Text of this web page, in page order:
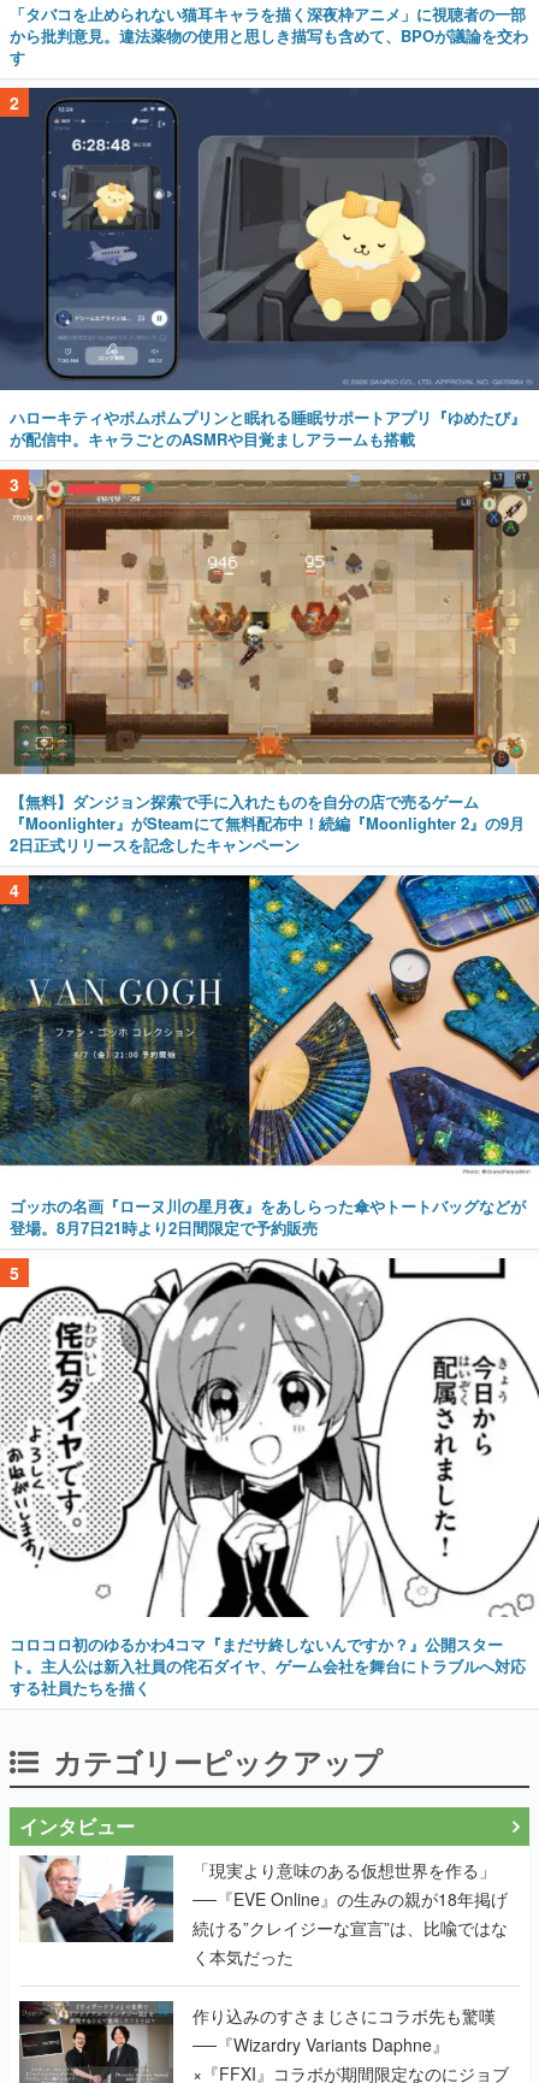
「タバコを止められない猫耳キャラを描く深夜枠アニメ」に視聴者の一部
から批判意見。違法薬物の使用と思しき描写も含めて、BPOが議論を交わ
す
2
ハローキティやポムポムプリンと眠れる睡眠サポートアプリ『ゆめたび』
が配信中。キャラごとのASMRや目覚ましアラームも搭載
3
【無料】ダンジョン探索で手に入れたものを自分の店で売るゲーム
『Moonlighter』がSteamにて無料配布中！続編『Moonlighter 2』の9月
2日正式リリースを記念したキャンペーン
4
ゴッホの名画『ローヌ川の星月夜』をあしらった傘やトートバッグなどが
登場。8月7日21時より2日間限定で予約販売
5
コロコロ初のゆるかわ4コマ『まだサ終しないんですか？』公開スター
ト。主人公は新入社員の侘石ダイヤ、ゲーム会社を舞台にトラブルへ対応
する社員たちを描く
カテゴリーピックアップ
インタビュー
「現実より意味のある仮想世界を作る」
──『EVE Online』の生みの親が18年掲げ
続ける”クレイジーな宣言”は、比喩ではな
く本気だった
作り込みのすさまじさにコラボ先も驚嘆
──『Wizardry Variants Daphne』
×『FFXI』コラボが期間限定なのにジョブ